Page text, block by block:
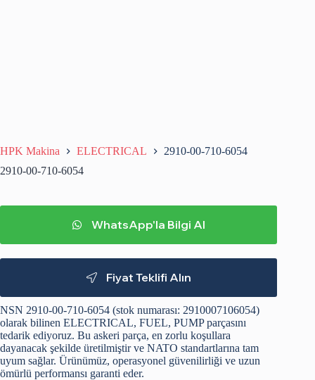
HPK Makina ELECTRICAL
2910-00-710-6054
2910-00-710-6054
WhatsApp'la Bilgi Al
Fiyat Teklifi Alın
NSN 2910-00-710-6054 (stok numarası: 2910007106054)
olarak bilinen ELECTRICAL, FUEL, PUMP parçasını
tedarik ediyoruz. Bu askeri parça, en zorlu koşullara
dayanacak şekilde üretilmiştir ve NATO standartlarına tam
uyum sağlar. Ürünümüz, operasyonel güvenilirliği ve uzun
ömürlü performansı garanti eder.